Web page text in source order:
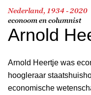
Nederland, 1934 - 2020
econoom en columnist
Arnold
Arnold Heertje was
hoogleraar
economische